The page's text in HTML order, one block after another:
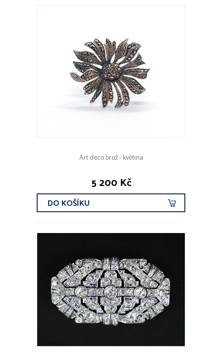
Art deco brož - květina
5 200 Kč
DO KOŠÍKU